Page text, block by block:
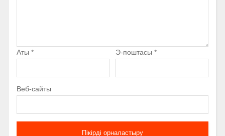
Аты * Э-поштасы *
Веб-сайты